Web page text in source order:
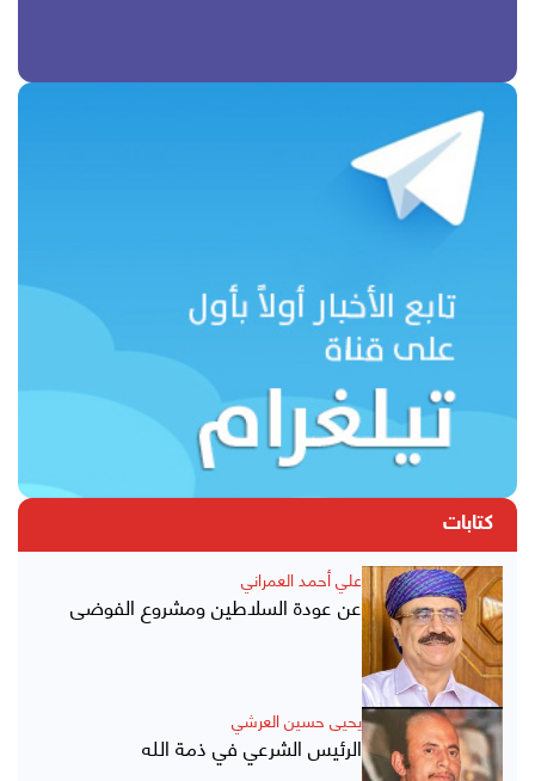
كتابات
علي أحمد العمراني
عن عودة السلاطين ومشروع الفوضى
يحيى حسين العرشي
الرئيس الشرعي في ذمة الله